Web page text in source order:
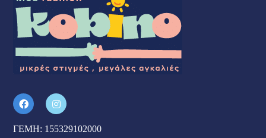
ΓΕΜΗ: 155329102000